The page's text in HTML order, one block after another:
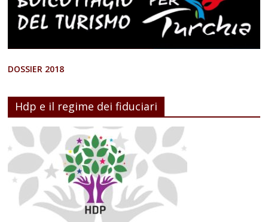
DOSSIER 2018
Hdp e il regime dei fiduciari